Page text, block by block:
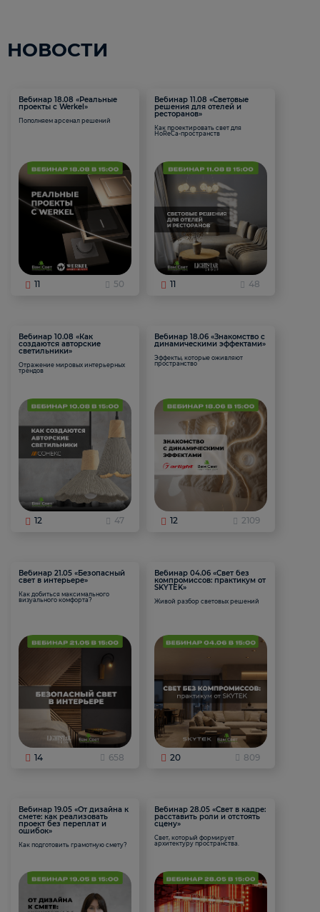
НОВОСТИ
Вебинар 18.08 «Реальные
проекты с Werkel»
Пополняем арсенал решений
11 50
Вебинар 11.08 «Световые
решения для отелей и
ресторанов»
Как проектировать свет для
HoReCa-пространств
11 48
Вебинар 10.08 «Как
создаются авторские
светильники»
Отражение мировых интерьерных
трендов
12 47
Вебинар 18.06 «Знакомство с
динамическими эффектами»
Эффекты, которые оживляют
пространство
12 2109
Вебинар 21.05 «Безопасный
свет в интерьере»
Как добиться максимального
визуального комфорта?
14 658
Вебинар 04.06 «Свет без
компромиссов: практикум от
SKYTEK»
Живой разбор световых решений
20 809
Вебинар 19.05 «От дизайна к
смете: как реализовать
проект без переплат и
ошибок»
Как подготовить грамотную смету?
Вебинар 28.05 «Свет в кадре:
расставить роли и отстоять
сцену»
Свет, который формирует
архитектуру пространства.